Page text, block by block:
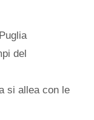
Puglia
del
si allea con le